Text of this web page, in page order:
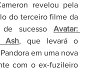
revelou pela
do terceiro filme da
de sucesso Avatar:
Ash, que levará o
em uma nova
com o ex-fuzileiro